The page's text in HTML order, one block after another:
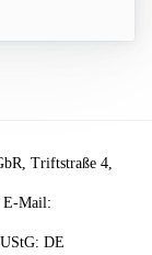
Triftstraße 4,
E-Mail:
DE